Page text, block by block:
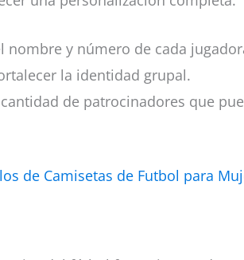
nombre y número de cada
la identidad grupal.
de patrocinadores que
de Camisetas de Futbol para